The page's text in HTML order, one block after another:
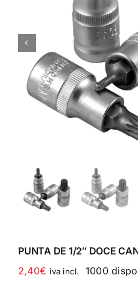

PUNTA DE 1/2″ DOCE
2,40€ iva incl. 1000